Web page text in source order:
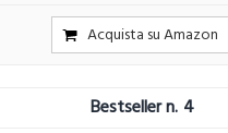
Acquista su Amazon
4